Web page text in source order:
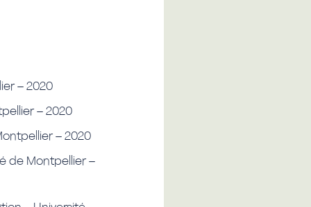
– 2020
– 2020
– 2020
de Montpellier –